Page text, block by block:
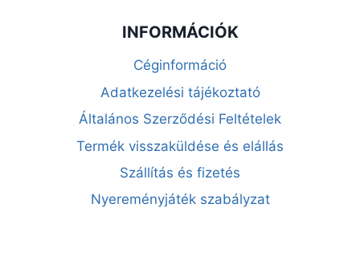
INFORMÁCIÓK
Céginformáció
Adatkezelési tájékoztató
Általános Szerződési Feltételek
Termék visszaküldése és elállás
Szállítás és fizetés
Nyereményjáték szabályzat